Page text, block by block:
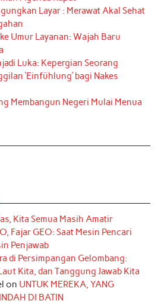
Layar : Merawat Akal Sehat
Umur Layanan: Wajah Baru
Luka: Kepergian Seorang
‘Einfühlung’ bagi Nakes
Membangun Negeri Mulai Menua
Kita Semua Masih Amatir
Fajar GEO: Saat Mesin Pencari
Penjawab
di Persimpangan Gelombang:
Kita, dan Tanggung Jawab Kita
on UNTUK MEREKA, YANG
DI BATIN